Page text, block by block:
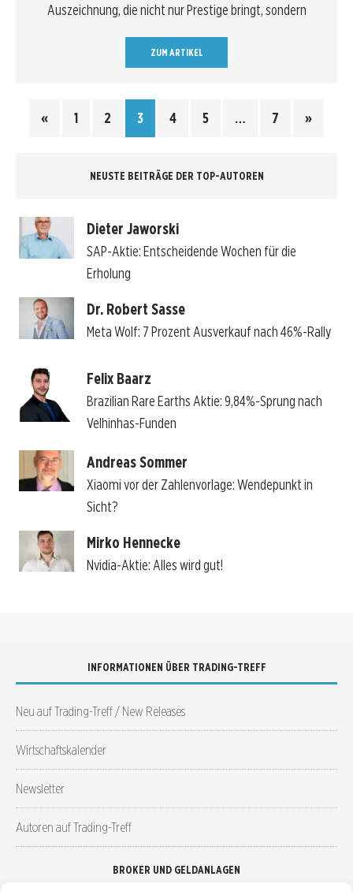
Auszeichnung, die nicht nur Prestige bringt, sondern
ZUM ARTIKEL
« 1 2 3 4 5 … 7 »
NEUSTE BEITRÄGE DER TOP-AUTOREN
Dieter Jaworski
SAP-Aktie: Entscheidende Wochen für die
Erholung
Dr. Robert Sasse
Meta Wolf: 7 Prozent Ausverkauf nach 46%-Rally
Felix Baarz
Brazilian Rare Earths Aktie: 9,84%-Sprung nach
Velhinhas-Funden
Andreas Sommer
Xiaomi vor der Zahlenvorlage: Wendepunkt in
Sicht?
Mirko Hennecke
Nvidia-Aktie: Alles wird gut!
INFORMATIONEN ÜBER TRADING-TREFF
Neu auf Trading-Treff / New Releases
Wirtschaftskalender
Newsletter
Autoren auf Trading-Treff
BROKER UND GELDANLAGEN